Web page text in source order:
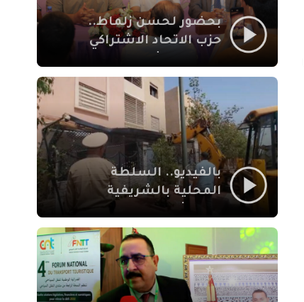
بحضور لحسن زلماط..
حزب الاتحاد الاشتراكي
مقراً بمقاطعة سيدي
يوسف بن علي مراكش
بالفيديو.. السلطة
المحلية بالشريفية
بنايات غير قانونية بإقامة
الإيمان